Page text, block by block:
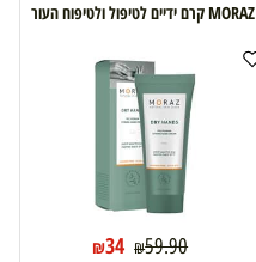
MORAZ קרם ידיים לטיפול ולטיפוח העור
₪59.90
₪34